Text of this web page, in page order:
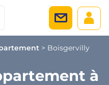
> Boisgervilly
à